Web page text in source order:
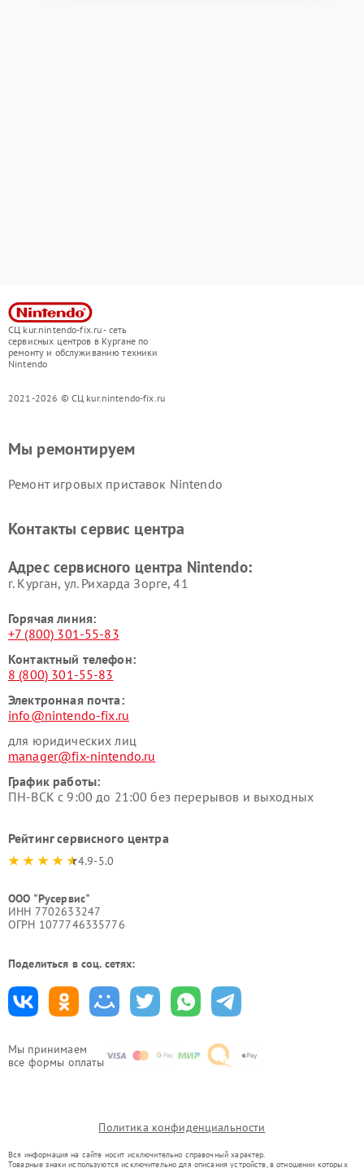
СЦ kur.nintendo-fix.ru - сеть
сервисных центров в Кургане по
ремонту и обслуживанию техники
Nintendo
2021-2026 © СЦ kur.nintendo-fix.ru
Мы принимаем
все формы оплаты
Мы ремонтируем
Ремонт игровых приставок Nintendo
Контакты сервис центра
Адрес сервисного центра Nintendo:
г. Курган, ул. Рихарда Зорге, 41
Горячая линия:
+7 (800) 301-55-83
Контактный телефон:
8 (800) 301-55-83
Электронная почта:
info@nintendo-fix.ru
для юридических лиц
manager@fix-nintendo.ru
График работы:
ПН-ВСК с 9:00 до 21:00 без перерывов и выходных
Рейтинг сервисного центра
4.9-5.0
ООО "Русервис"
ИНН 7702633247
ОГРН 1077746335776
Поделиться в соц. сетях:
Политика конфиденциальности
Вся информация на сайте носит исключительно справочный характер.
Товарные знаки используются исключительно для описания устройств, в отношении которых